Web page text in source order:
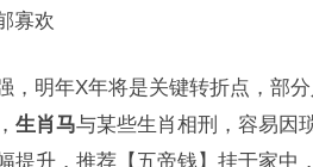
寡欢
，明年X年将是关键转折点，部
生肖马与某些生肖相刑，容易因
提升，推荐【五帝钱】挂于家中